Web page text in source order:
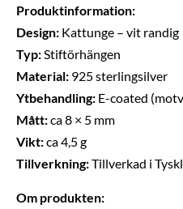
Produktinformation:
Design: Kattunge – vit randig
Typ:Stiftörhängen
Material: 925 sterlingsilver
Ytbehandling: E-coated
Mått:ca 8 × 5 mm
Vikt:ca 4,5 g
Tillverkning:Tillverkad i
Om produkten: